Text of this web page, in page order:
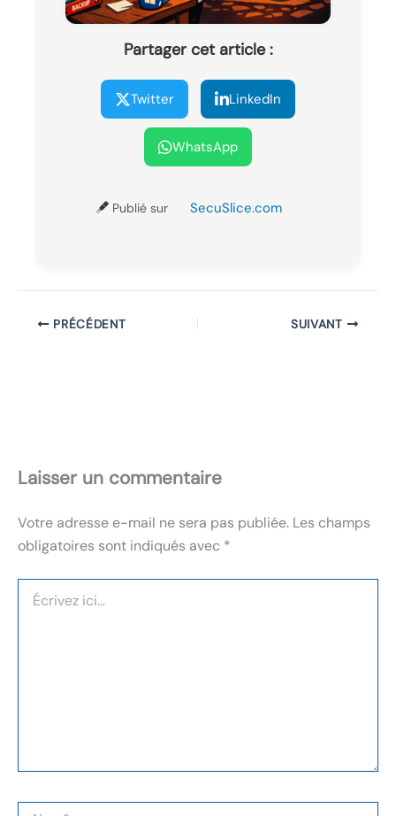
Partager cet article :
Twitter LinkedIn
WhatsApp
Publié sur SecuSlice.com
PRÉCÉDENT SUIVANT
Laisser un commentaire
Votre adresse e-mail ne sera pas publiée. Les champs
obligatoires sont indiqués avec *
ici…